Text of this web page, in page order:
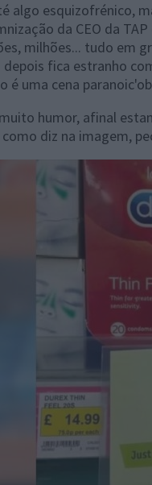
algo esquizofrénico,
da CEO da
milhões... tudo em
fica estranho
é uma cena
humor, afinal
diz na imagem,